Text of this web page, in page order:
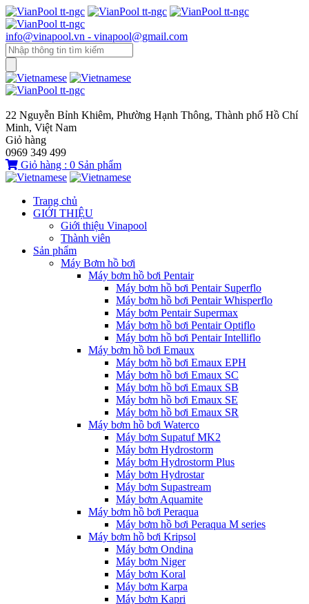
info@vinapool.vn - vinapool@gmail.com
22 Nguyễn Bỉnh Khiêm, Phường Hạnh Thông, Thành phố Hồ Chí
Minh, Việt Nam
Giỏ hàng
0969 349 499
Giỏ hàng : 0 Sản phẩm
Trang chủ
GIỚI THIỆU
Giới thiệu Vinapool
Thành viên
Sản phẩm
Máy Bơm hồ bơi
Máy bơm hồ bơi Pentair
Máy bơm hồ bơi Pentair Superflo
Máy bơm hồ bơi Pentair Whisperflo
Máy bơm Pentair Supermax
Máy bơm hồ bơi Pentair Optiflo
Máy bơm hồ bơi Pentair Intelliflo
Máy bơm hồ bơi Emaux
Máy bơm hồ bơi Emaux EPH
Máy bơm hồ bơi Emaux SC
Máy bơm hồ bơi Emaux SB
Máy bơm hồ bơi Emaux SE
Máy bơm hồ bơi Emaux SR
Máy bơm hồ bơi Waterco
Máy bơm Supatuf MK2
Máy bơm Hydrostorm
Máy bơm Hydrostorm Plus
Máy bơm Hydrostar
Máy bơm Supastream
Máy bơm Aquamite
Máy bơm hồ bơi Peraqua
Máy bơm hồ bơi Peraqua M series
Máy bơm hồ bơi Kripsol
Máy bơm Ondina
Máy bơm Niger
Máy bơm Koral
Máy bơm Karpa
Máy bơm Kapri